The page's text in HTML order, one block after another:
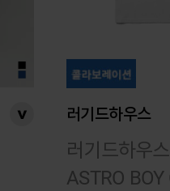
러기드하우스
러기드하우
ASTRO BOY